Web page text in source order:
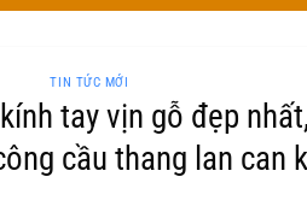
TIN TỨC MỚI
tay vịn gỗ đẹp
cầu thang lan can